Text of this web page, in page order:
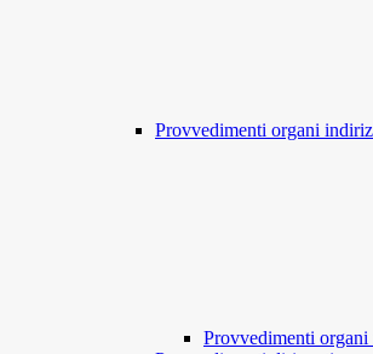
Provvedimenti organi
Provvedimenti